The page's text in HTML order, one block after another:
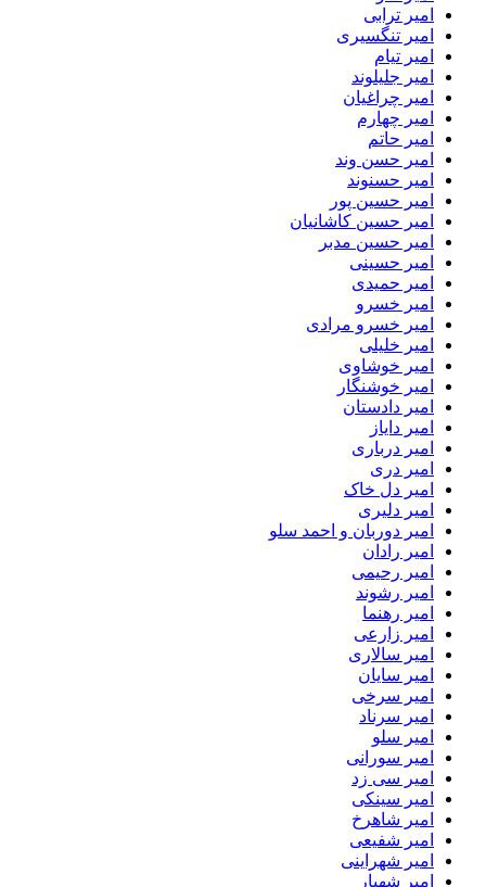
امیر ترابی
امیر تنگسیری
امیر تیام
امیر جلیلوند
امیر چراغیان
امیر چهارم
امیر حاتم
امیر حسن وند
امیر حسنوند
امیر حسین پور
امیر حسین کاشانیان
امیر حسین مدبر
امیر حسینی
امیر حمیدی
امیر خسرو
امیر خسرو مرادی
امیر خلیلی
امیر خوشاوی
امیر خوشنگار
امیر دادستان
امیر دایاز
امیر درباری
امیر دری
امیر دل خاک
امیر دلیری
امیر دوربان و احمد سلو
امیر رادان
امیر رحیمی
امیر رشوند
امیر رهنما
امیر زارعی
امیر سالاری
امیر سایان
امیر سرخی
امیر سرناد
امیر سلو
امیر سورانی
امیر سی زد
امیر سینکی
امیر شاهرخ
امیر شفیعی
امیر شهراینی
امیر شهیار